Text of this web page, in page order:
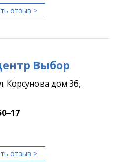
отзыв >
Выбор
Корсунова дом 36,
отзыв >